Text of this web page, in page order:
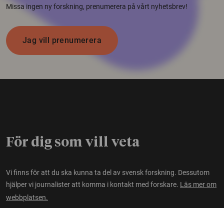
Missa ingen ny forskning, prenumerera på vårt nyhetsbrev!
Jag vill prenumerera
För dig som vill veta
Vi finns för att du ska kunna ta del av svensk forskning. Dessutom
hjälper vi journalister att komma i kontakt med forskare. Läs mer om
webbplatsen.